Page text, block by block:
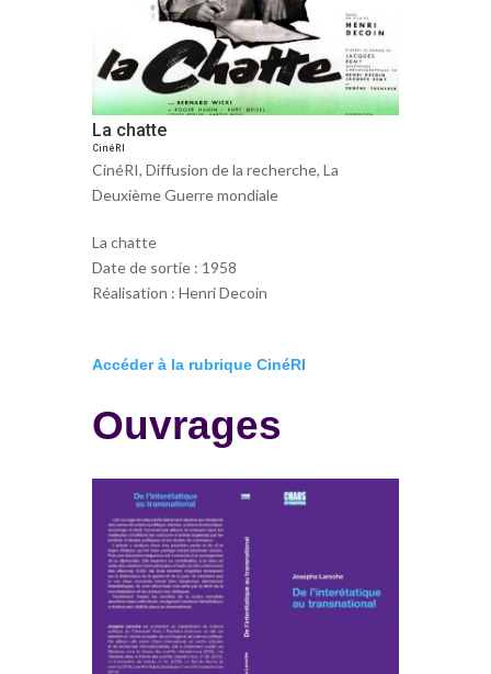
La chatte
CinéRI
CinéRI, Diffusion de la recherche, La
Deuxième Guerre mondiale
La chatte
Date de sortie : 1958
Réalisation : Henri Decoin
Accéder à la rubrique CinéRI
Ouvrages